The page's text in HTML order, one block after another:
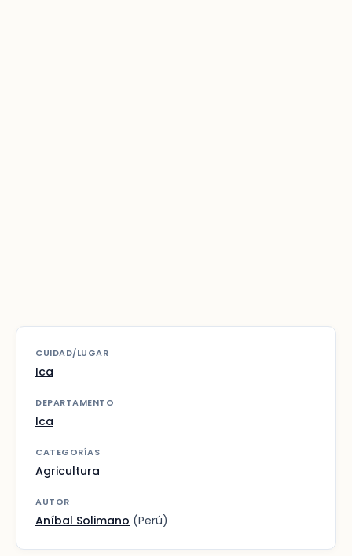
CUIDAD/LUGAR
Ica
DEPARTAMENTO
Ica
CATEGORÍAS
Agricultura
AUTOR
Aníbal Solimano (Perú)